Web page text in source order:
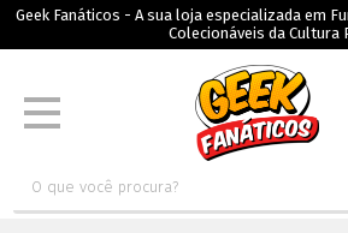
Geek Fanáticos - A sua loja especializada em
Colecionáveis da Cultura